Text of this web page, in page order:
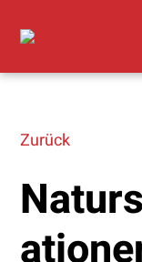
Zurück